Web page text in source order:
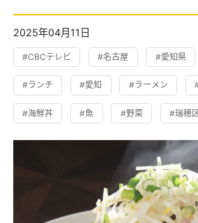
2025年04月11日
#CBCテレビ #名古屋 #愛知県
#ランチ #愛知 #ラーメン
#海鮮丼 #魚 #野菜 #瑞穂